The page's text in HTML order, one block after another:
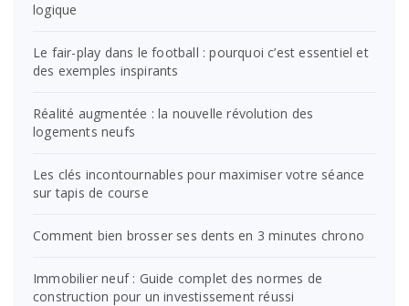
logique
Le fair-play dans le football : pourquoi c’est essentiel et
des exemples inspirants
Réalité augmentée : la nouvelle révolution des
logements neufs
Les clés incontournables pour maximiser votre séance
sur tapis de course
Comment bien brosser ses dents en 3 minutes chrono
Immobilier neuf : Guide complet des normes de
construction pour un investissement réussi